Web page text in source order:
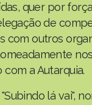
quer por
de
com outros
a Autarquia.
lá vai",